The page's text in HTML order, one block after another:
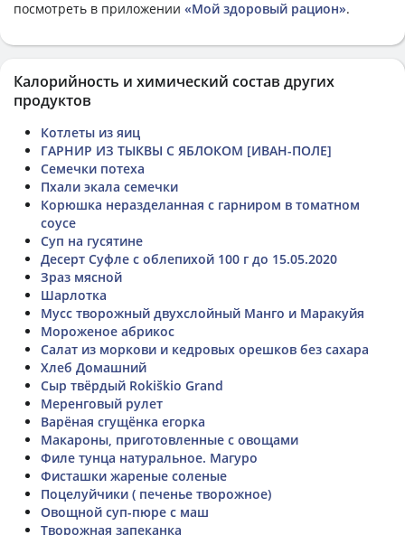
посмотреть в приложении «Мой здоровый рацион».
Калорийность и химический состав других
продуктов
Котлеты из яиц
ГАРНИР ИЗ ТЫКВЫ С ЯБЛОКОМ [ИВАН-ПОЛЕ]
Семечки потеха
Пхали экала семечки
Корюшка неразделанная с гарниром в томатном
соусе
Суп на гусятине
Десерт Суфле с облепихой 100 г до 15.05.2020
Зраз мясной
Шарлотка
Мусс творожный двухслойный Манго и Маракуйя
Мороженое абрикос
Салат из моркови и кедровых орешков без сахара
Хлеб Домашний
Сыр твёрдый Rokiškio Grand
Меренговый рулет
Варёная сгущёнка егорка
Макароны, приготовленные с овощами
Филе тунца натуральное. Магуро
Фисташки жареные соленые
Поцелуйчики ( печенье творожное)
Овощной суп-пюре с маш
Творожная запеканка